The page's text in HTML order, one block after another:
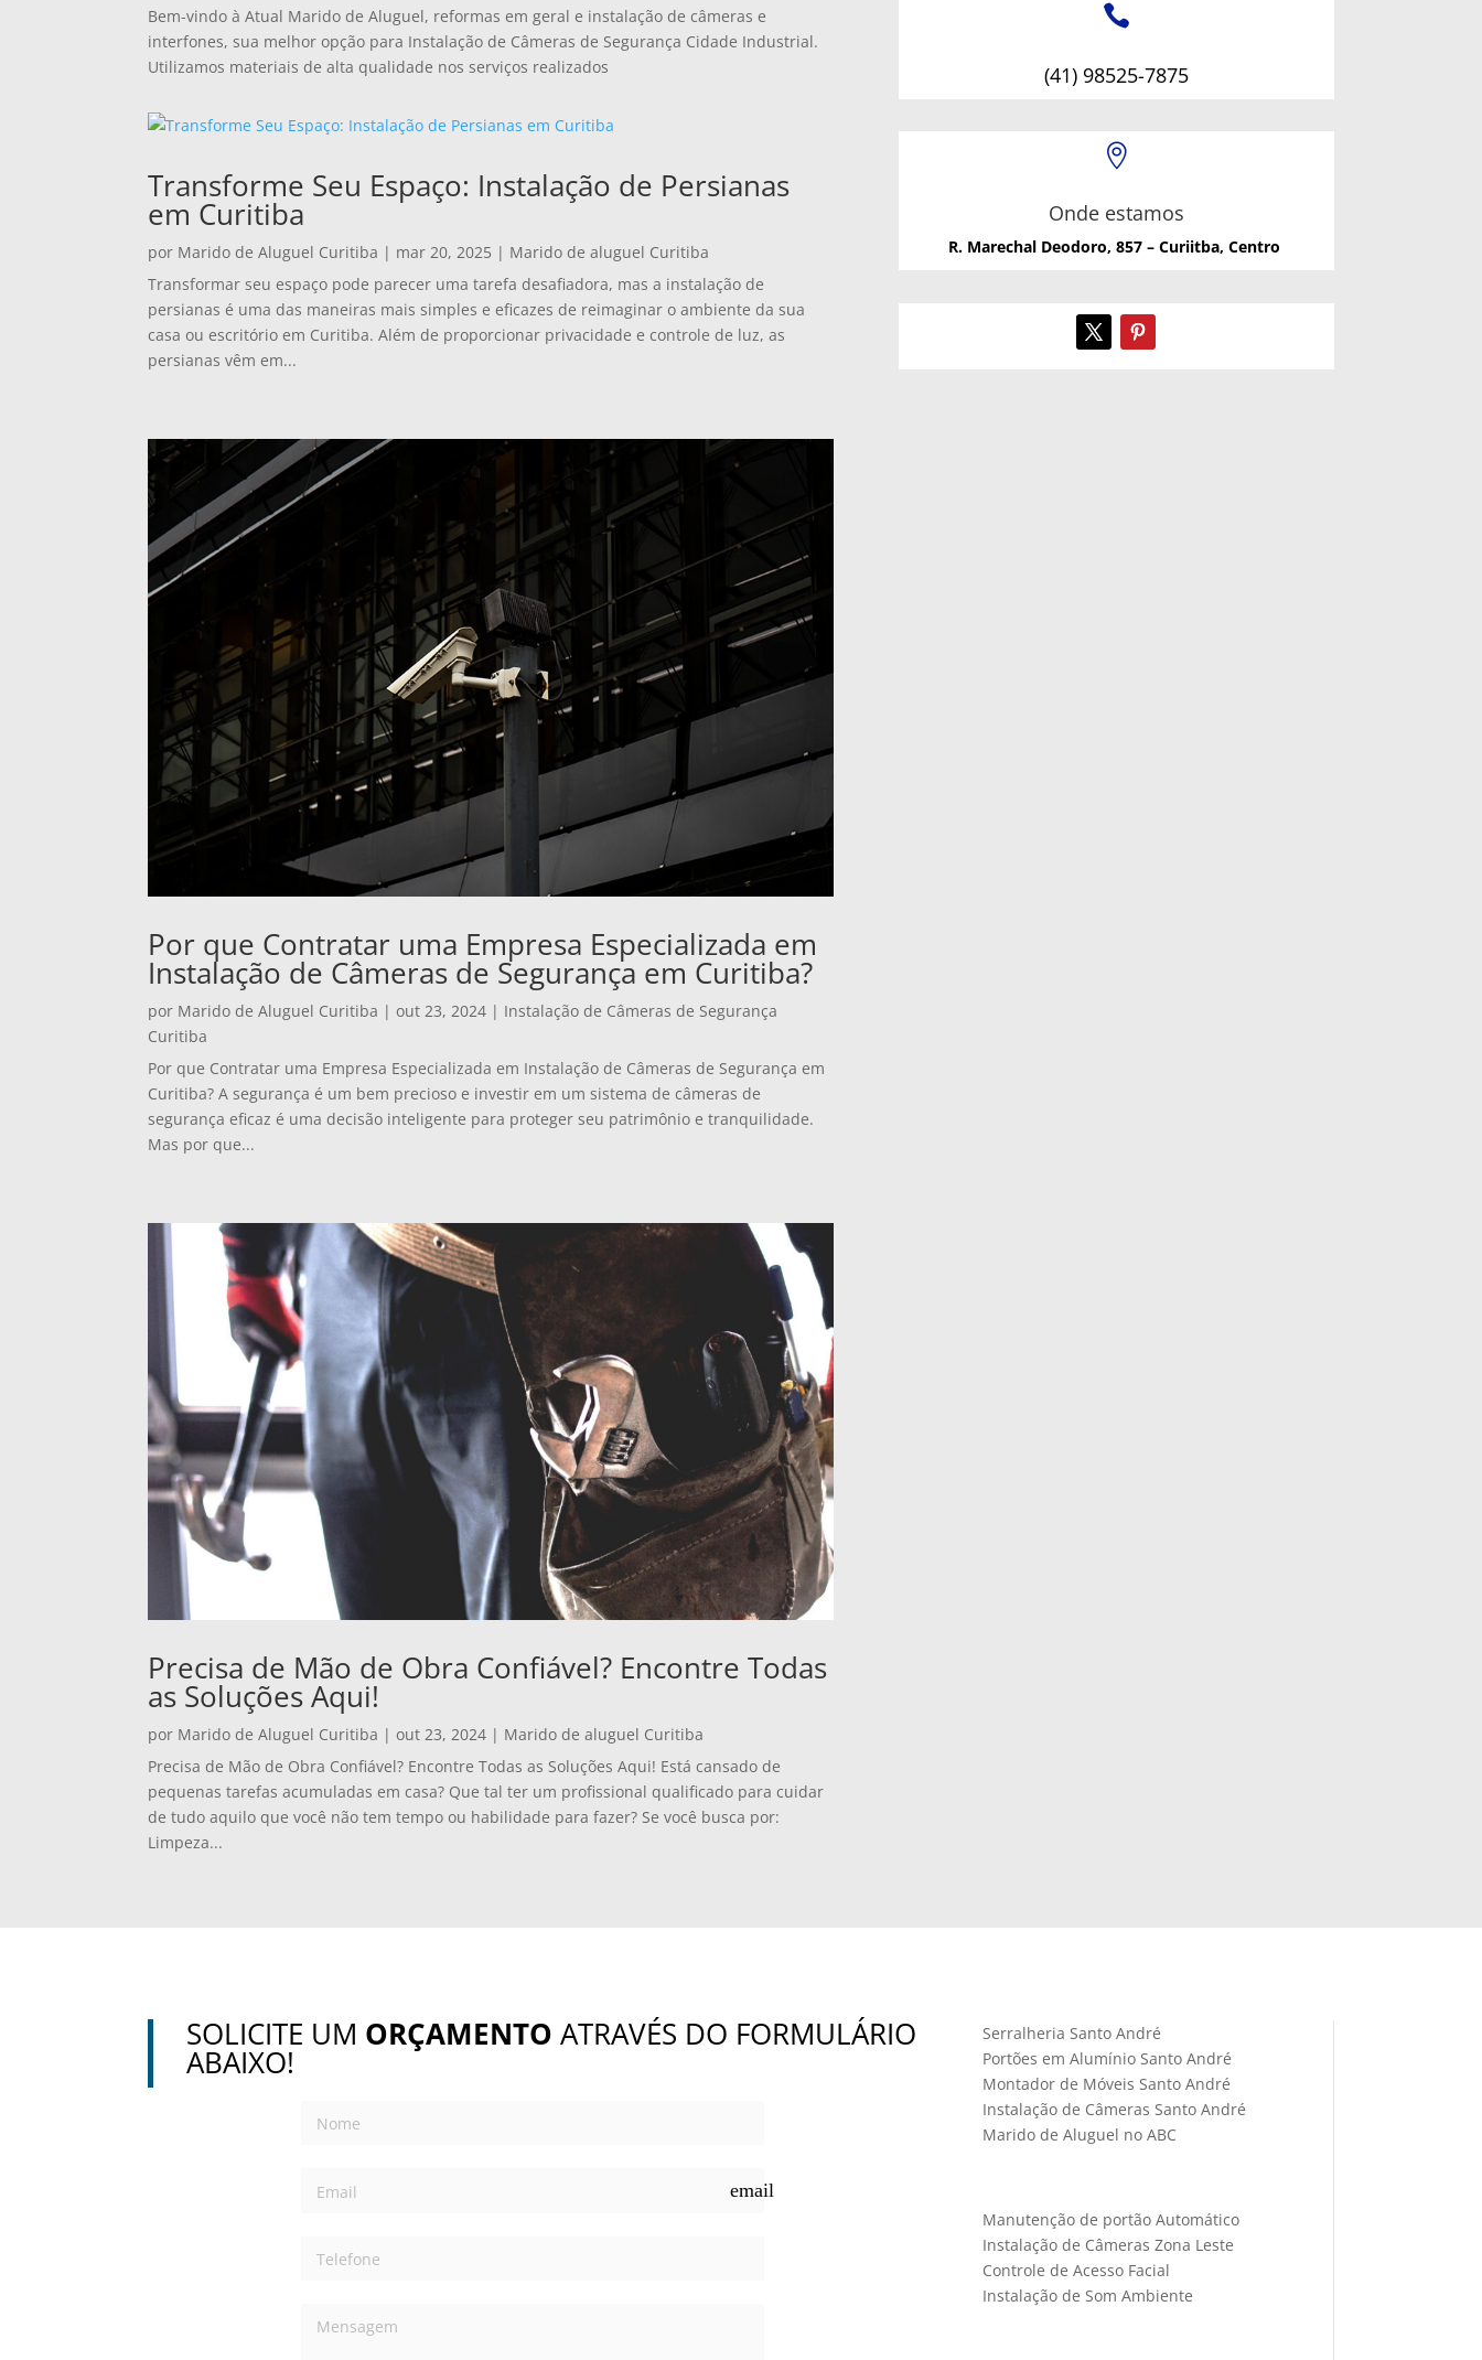
Bem-vindo à Atual Marido de Aluguel, reformas em geral e instalação de câmeras e
interfones, sua melhor opção para Instalação de Câmeras de Segurança Cidade Industrial.
Utilizamos materiais de alta qualidade nos serviços realizados
Transforme Seu Espaço: Instalação de Persianas
em Curitiba
por Marido de Aluguel Curitiba | mar 20, 2025 | Marido de aluguel Curitiba
Transformar seu espaço pode parecer uma tarefa desafiadora, mas a instalação de
persianas é uma das maneiras mais simples e eficazes de reimaginar o ambiente da sua
casa ou escritório em Curitiba. Além de proporcionar privacidade e controle de luz, as
persianas vêm em...
Por que Contratar uma Empresa Especializada em
Instalação de Câmeras de Segurança em Curitiba?
por Marido de Aluguel Curitiba |out 23, 2024 | Instalação de Câmeras de Segurança
Curitiba
Por que Contratar uma Empresa Especializada em Instalação de Câmeras de Segurança em
Curitiba? A segurança é um bem precioso e investir em um sistema de câmeras de
segurança eficaz é uma decisão inteligente para proteger seu patrimônio e tranquilidade.
Mas por que...
Precisa de Mão de Obra Confiável? Encontre Todas
as Soluções Aqui!
por Marido de Aluguel Curitiba |out 23, 2024 | Marido de aluguel Curitiba
Precisa de Mão de Obra Confiável? Encontre Todas as Soluções Aqui! Está cansado de
pequenas tarefas acumuladas em casa? Que tal ter um profissional qualificado para cuidar
de tudo aquilo que você não tem tempo ou habilidade para fazer? Se você busca por:
Limpeza...

(41) 98525-7875

Onde estamos
R. Marechal Deodoro, 857 – Curiitba, Centro
SOLICITE UM ORÇAMENTO ATRAVÉS DO FORMULÁRIO
ABAIXO!
email
Serralheria Santo André
Portões em Alumínio Santo André
Montador de Móveis Santo André
Instalação de Câmeras Santo André
Marido de Aluguel no ABC
Manutenção de portão Automático
Instalação de Câmeras Zona Leste
Controle de Acesso Facial
Instalação de Som Ambiente